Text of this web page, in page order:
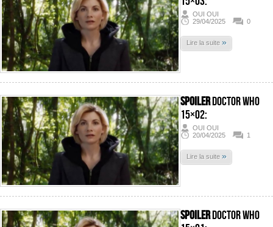
OUI OUI
29/04/2025
0
Lire la suite »
SPOILERDoctor Who
15×02:
OUI OUI
20/04/2025
1
Lire la suite »
SPOILERDoctor Who